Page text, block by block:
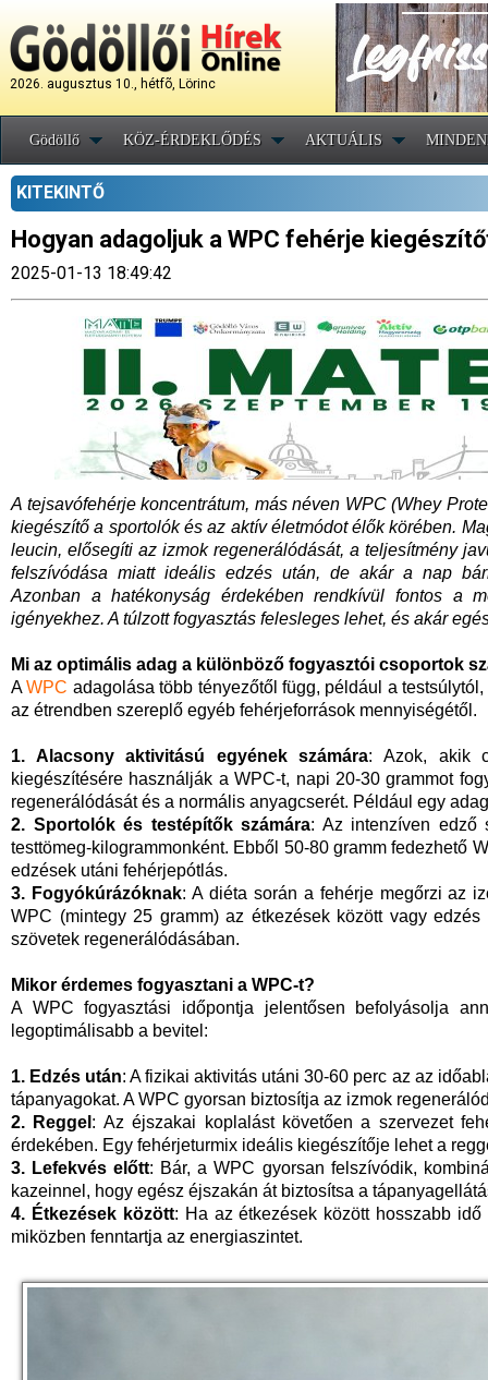
2026. augusztus 10., hétfõ, Lörinc
Gödöllő KÖZ-ÉRDEKLŐDÉS AKTUÁLIS
KITEKINTŐ
Hogyan adagoljuk a WPC fehérje
2025-01-13 18:49:42
A tejsavófehérje koncentrátum, más néven WPC (Whey
kiegészítő a sportolók és az aktív életmódot élők körében.
leucin, elősegíti az izmok regenerálódását, a teljesítmény
felszívódása miatt ideális edzés után, de akár a nap
Azonban a hatékonyság érdekében rendkívül fontos a
igényekhez. A túlzott fogyasztás felesleges lehet, és akár
Mi az optimális adag a különböző fogyasztói csoportok
AWPC adagolása több tényezőtől függ, például a
az étrendben szereplő egyéb fehérjeforrások mennyiségétől.
1. Alacsony aktivitású egyének számára: Azok, akik
kiegészítésére használják a WPC-t, napi 20-30 grammot
regenerálódását és a normális anyagcserét. Például egy
2. Sportolók és testépítők számára: Az intenzíven edző
testtömeg-kilogrammonként. Ebből 50-80 gramm fedezhető
edzések utáni fehérjepótlás.
3. Fogyókúrázóknak: A diéta során a fehérje megőrzi az
WPC (mintegy 25 gramm) az étkezések között vagy
szövetek regenerálódásában.
Mikor érdemes fogyasztani a WPC-t?
A WPC fogyasztási időpontja jelentősen befolyásolja
legoptimálisabb a bevitel:
1. Edzés után: A fizikai aktivitás utáni 30-60 perc az az
tápanyagokat. A WPC gyorsan biztosítja az izmok
2. Reggel : Az éjszakai koplalást követően a szervezet
érdekében. Egy fehérjeturmix ideális kiegészítője lehet a
3. Lefekvés előtt: Bár, a WPC gyorsan felszívódik,
kazeinnel, hogy egész éjszakán át biztosítsa a
4. Étkezések között: Ha az étkezések között hosszabb
miközben fenntartja az energiaszintet.